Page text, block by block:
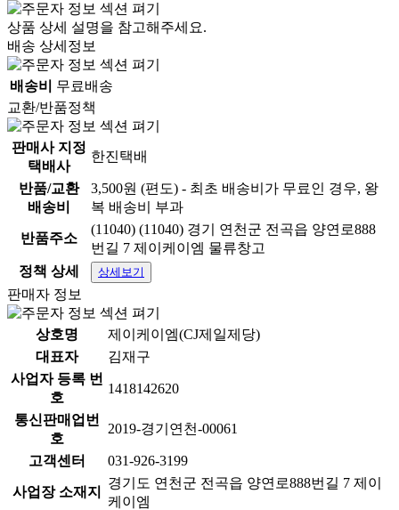
상품 상세 설명을 참고해주세요.
배송 상세정보
배송비
무료배송
교환/반품정책
판매사 지정
택배사
한진택배
반품/교환
배송비
3,500원 (편도) - 최초 배송비가 무료인 경우, 왕
복 배송비 부과
반품주소
(11040) (11040) 경기 연천군 전곡읍 양연로888
번길 7 제이케이엠 물류창고
정책 상세
상세보기
판매자 정보
상호명
제이케이엠(CJ제일제당)
대표자
김재구
사업자 등록 번
호
1418142620
통신판매업번
호
2019-경기연천-00061
고객센터 031-926-3199
사업장 소재지
경기도 연천군 전곡읍 양연로888번길 7 제이
케이엠